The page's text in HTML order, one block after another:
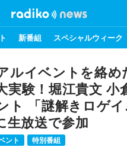
新番組 スペシャルウィーク
ルイベントを絡め
実験！堀江貴文 小
ト 「謎解きロゲ
生放送で参加
ント 特別番組